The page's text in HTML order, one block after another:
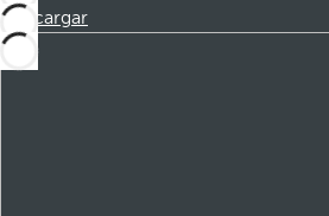
Descargar